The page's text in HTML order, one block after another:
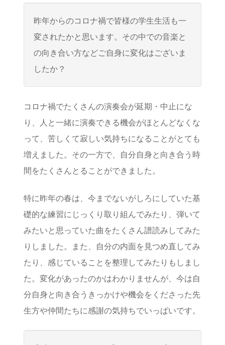
昨年からのコロナ禍で皆様の学生生活も一
変されたかと思います。その中での音楽と
の向き合い方などご自身に変化はございま
したか？
コロナ禍でたくさんの演奏会が延期・中止にな
り、人と一緒に演奏できる機会がほとんどなくな
って、苦しくて寂しい気持ちになることがとても
増えました。その一方で、自分自身と向き合う時
間をたくさんとることができました。
特に昨年の春は、今までないがしろにしていた基
礎的な練習にじっくり取り組んでみたり、弾いて
みたいと思っていた曲をたくさん譜読みしてみた
りしました。また、自分の内面を見つめ直してみ
たり、感じていることを整理してみたりもしまし
た。変化があったのかはわかりませんが、今は自
分自身と向き合うきっかけや機会をくださった先
生方や仲間たちに感謝の気持ちでいっぱいです。